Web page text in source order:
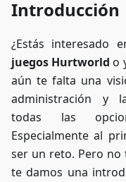
Introducción
¿Estás interesado
juegos Hurtworld o
aún te falta una
administración y
todas las
Especialmente al
ser un reto. Pero no
te damos una